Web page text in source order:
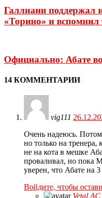
Галлиани поддержал
«Торино» и вспомнил
Официально: Абате
14 КОММЕНТАРИИ
vig111
Очень надеюсь.
но только на тренера,
не на кота в мешке
проваливал, но пока
уверен, что Абате на 3
Войдите, чтобы
Vetal AC